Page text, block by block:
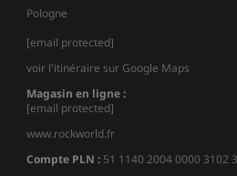
Pologne
[email protected]
voir l'itinéraire sur Google Maps
Magasin en ligne :
[email protected]
www.rockworld.fr
Compte PLN : 51 1140 2004 0000 3102